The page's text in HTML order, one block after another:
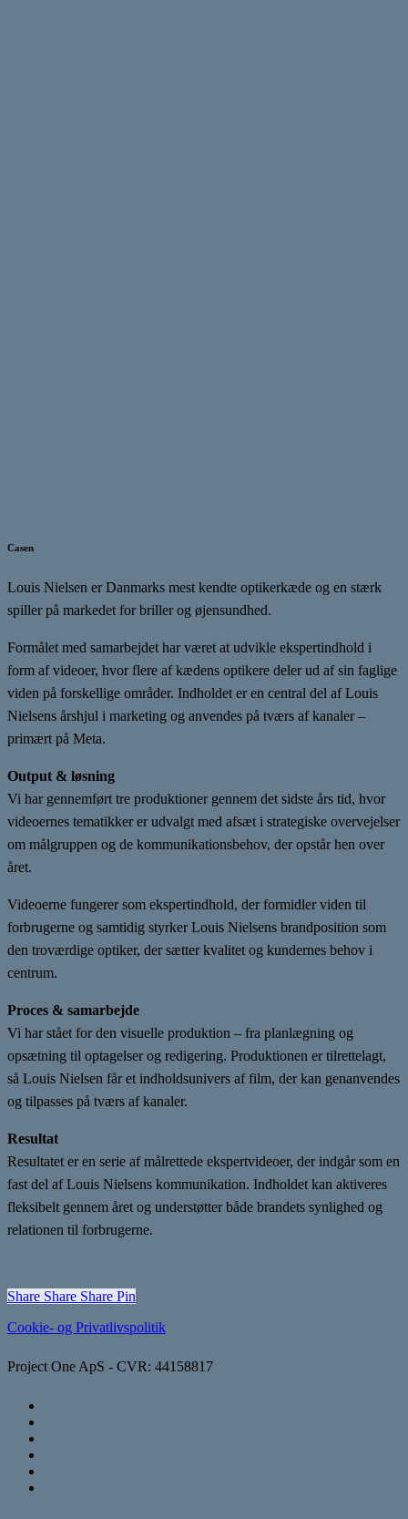
Casen
Louis Nielsen er Danmarks mest kendte optikerkæde og en stærk
spiller på markedet for briller og øjensundhed.
Formålet med samarbejdet har været at udvikle ekspertindhold i
form af videoer, hvor flere af kædens optikere deler ud af sin faglige
viden på forskellige områder. Indholdet er en central del af Louis
Nielsens årshjul i marketing og anvendes på tværs af kanaler –
primært på Meta.
Output & løsning
Vi har gennemført tre produktioner gennem det sidste års tid, hvor
videoernes tematikker er udvalgt med afsæt i strategiske overvejelser
om målgruppen og de kommunikationsbehov, der opstår hen over
året.
Videoerne fungerer som ekspertindhold, der formidler viden til
forbrugerne og samtidig styrker Louis Nielsens brandposition som
den troværdige optiker, der sætter kvalitet og kundernes behov i
centrum.
Proces & samarbejde
Vi har stået for den visuelle produktion – fra planlægning og
opsætning til optagelser og redigering. Produktionen er tilrettelagt,
så Louis Nielsen får et indholdsunivers af film, der kan genanvendes
og tilpasses på tværs af kanaler.
Resultat
Resultatet er en serie af målrettede ekspertvideoer, der indgår som en
fast del af Louis Nielsens kommunikation. Indholdet kan aktiveres
fleksibelt gennem året og understøtter både brandets synlighed og
relationen til forbrugerne.
Share
Share Share Share Pin
Cookie- og Privatlivspolitik
Project One ApS - CVR: 44158817